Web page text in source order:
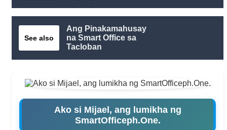
See also
Ang Pinakamahusay
na Smart Office sa
Tacloban
Ako si Mijael, ang lumikha ng
SmartOfficeph.One.